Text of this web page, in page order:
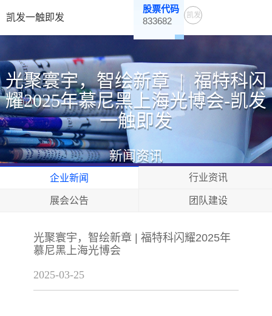
凯发一触即发
股票代码
833682
凯发
光聚寰宇，智绘新章 | 福特科闪
耀2025年慕尼黑上海光博会-凯发
一触即发
新闻资讯
企业新闻 行业资讯
展会公告 团队建设
光聚寰宇，智绘新章 | 福特科闪耀2025年
慕尼黑上海光博会
2025-03-25